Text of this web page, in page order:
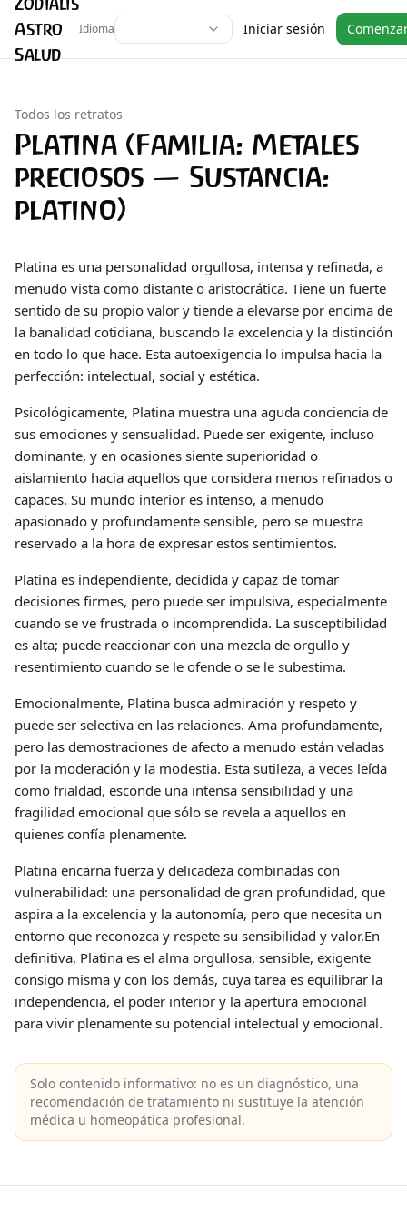
Astro
Salud
Idioma Iniciar sesión
Todos los retratos
Platina (Familia: Metales
preciosos — Sustancia:
platino)
Platina es una personalidad orgullosa, intensa y refinada, a
menudo vista como distante o aristocrática. Tiene un fuerte
sentido de su propio valor y tiende a elevarse por encima de
la banalidad cotidiana, buscando la excelencia y la distinción
en todo lo que hace. Esta autoexigencia lo impulsa hacia la
perfección: intelectual, social y estética.
Psicológicamente, Platina muestra una aguda conciencia de
sus emociones y sensualidad. Puede ser exigente, incluso
dominante, y en ocasiones siente superioridad o
aislamiento hacia aquellos que considera menos refinados o
capaces. Su mundo interior es intenso, a menudo
apasionado y profundamente sensible, pero se muestra
reservado a la hora de expresar estos sentimientos.
Platina es independiente, decidida y capaz de tomar
decisiones firmes, pero puede ser impulsiva, especialmente
cuando se ve frustrada o incomprendida. La susceptibilidad
es alta; puede reaccionar con una mezcla de orgullo y
resentimiento cuando se le ofende o se le subestima.
Emocionalmente, Platina busca admiración y respeto y
puede ser selectiva en las relaciones. Ama profundamente,
pero las demostraciones de afecto a menudo están veladas
por la moderación y la modestia. Esta sutileza, a veces leída
como frialdad, esconde una intensa sensibilidad y una
fragilidad emocional que sólo se revela a aquellos en
quienes confía plenamente.
Platina encarna fuerza y ​​delicadeza combinadas con
vulnerabilidad: una personalidad de gran profundidad, que
aspira a la excelencia y la autonomía, pero que necesita un
entorno que reconozca y respete su sensibilidad y valor.En
definitiva, Platina es el alma orgullosa, sensible, exigente
consigo misma y con los demás, cuya tarea es equilibrar la
independencia, el poder interior y la apertura emocional
para vivir plenamente su potencial intelectual y emocional.
Solo contenido informativo: no es un diagnóstico, una
recomendación de tratamiento ni sustituye la atención
médica u homeopática profesional.